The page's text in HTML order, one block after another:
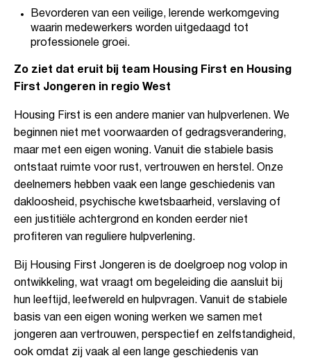
Bevorderen van een veilige, lerende werkomgeving
waarin medewerkers worden uitgedaagd tot
professionele groei.
Zo ziet dat eruit bij team Housing First en Housing
First Jongeren in regio West
Housing First is een andere manier van hulpverlenen. We
beginnen niet met voorwaarden of gedragsverandering,
maar met een eigen woning. Vanuit die stabiele basis
ontstaat ruimte voor rust, vertrouwen en herstel. Onze
deelnemers hebben vaak een lange geschiedenis van
dakloosheid, psychische kwetsbaarheid, verslaving of
een justitiële achtergrond en konden eerder niet
profiteren van reguliere hulpverlening.
Bij Housing First Jongeren is de doelgroep nog volop in
ontwikkeling, wat vraagt om begeleiding die aansluit bij
hun leeftijd, leefwereld en hulpvragen. Vanuit de stabiele
basis van een eigen woning werken we samen met
jongeren aan vertrouwen, perspectief en zelfstandigheid,
ook omdat zij vaak al een lange geschiedenis van